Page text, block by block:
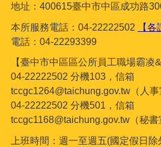
地址：400615臺中市中區成功路
本所服務電話：04-22222502 【
電話：04-22293399
【臺中市中區區公所員工職場霸凌
04-22222502 分機103，信箱
tccgc1264@taichung.gov.tw（人事
04-22222502 分機501，信箱
tccgc1168@taichung.gov.tw（秘書
上班時間：週一至週五(國定假日除